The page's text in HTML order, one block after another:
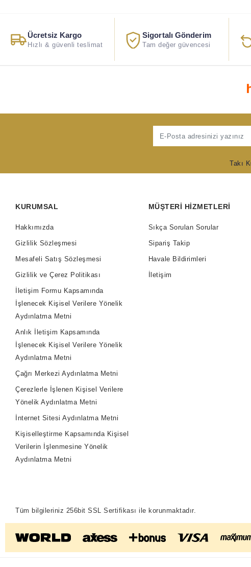
Ücretsiz Kargo
Hızlı & güvenli teslimat
Sigortalı Gönderim
Tam değer güvencesi
Takı
KURUMSAL
Hakkımızda
Gizlilik Sözleşmesi
Mesafeli Satış Sözleşmesi
Gizlilik ve Çerez Politikası
İletişim Formu Kapsamında
İşlenecek Kişisel Verilere Yönelik
Aydınlatma Metni
Anlık İletişim Kapsamında
İşlenecek Kişisel Verilere Yönelik
Aydınlatma Metni
Çağrı Merkezi Aydınlatma Metni
Çerezlerle İşlenen Kişisel Verilere
Yönelik Aydınlatma Metni
İnternet Sitesi Aydınlatma Metni
Kişiselleştirme Kapsamında Kişisel
Verilerin İşlenmesine Yönelik
Aydınlatma Metni
MÜŞTERI HIZMETLERI
Sıkça Sorulan Sorular
Sipariş Takip
Havale Bildirimleri
İletişim
Tüm bilgileriniz 256bit SSL Sertifikası ile korunmaktadır.